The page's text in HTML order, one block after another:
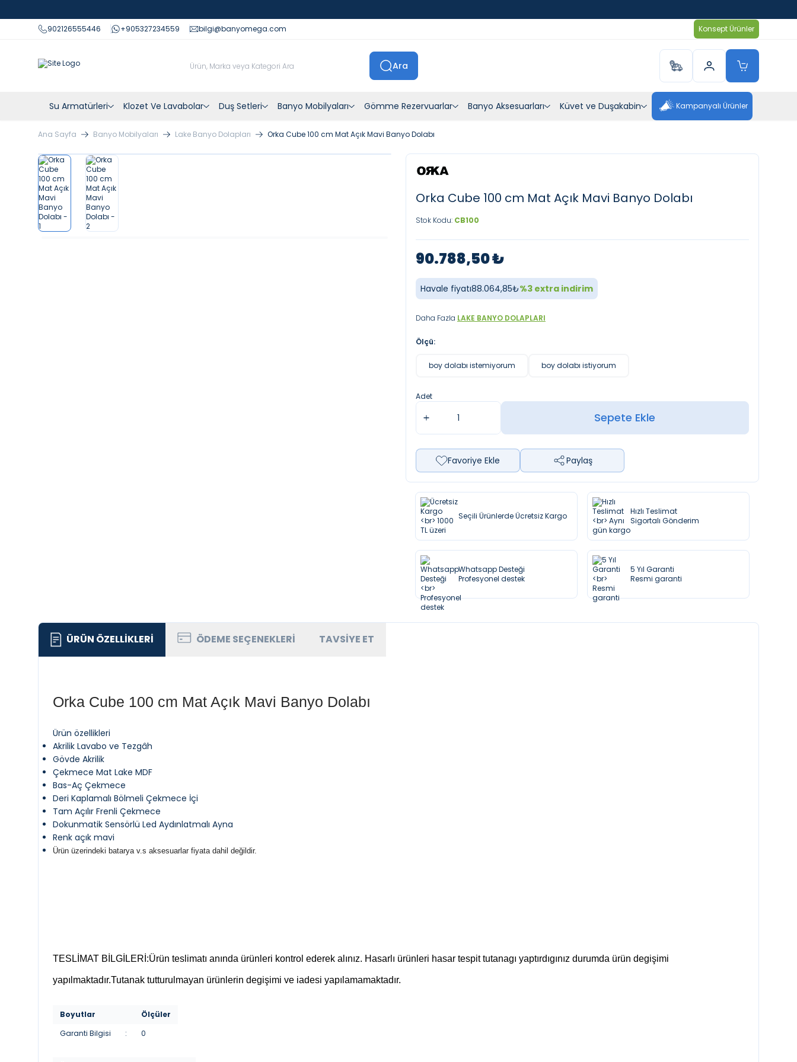
902126555446
+905327234559 bilgi@banyomega.com Konsept Ürünler
Ara
Su Armatürleri Klozet Ve Lavabolar Duş Setleri Banyo Mobilyaları Gömme Rezervuarlar Banyo Aksesuarları Küvet ve Duşakabin Kampanyalı Ürünler
Ana Sayfa Banyo Mobilyaları Lake Banyo Dolapları Orka Cube 100 cm Mat Açık Mavi Banyo Dolabı
Orka Cube 100 cm Mat Açık Mavi Banyo Dolabı
Stok Kodu: CB100
90.788,50₺
Havale fiyatı88.064,85₺%3extra indirim
Daha Fazla LAKE BANYO DOLAPLARI
Ölçü:
boy dolabı istemiyorum boy dolabı istiyorum
Adet
Sepete Ekle
Favoriye Ekle Paylaş
Seçili Ürünlerde Ücretsiz Kargo
Hızlı Teslimat
Sigortalı Gönderim
Whatsapp Desteği
Profesyonel destek
5 Yıl Garanti
Resmi garanti
ÜRÜN ÖZELLIKLERI ÖDEME SEÇENEKLERI TAVSIYE ET
Orka Cube 100 cm Mat Açık Mavi Banyo Dolabı
Ürün özellikleri
Akrilik Lavabo ve Tezgâh
Gövde Akrilik
Çekmece Mat Lake MDF
Bas-Aç Çekmece
Deri Kaplamalı Bölmeli Çekmece İçi
Tam Açılır Frenli Çekmece
Dokunmatik Sensörlü Led Aydınlatmalı Ayna
Renk açık mavi
Ürün üzerindeki batarya v.s aksesuarlar fiyata dahil değildir.
TESLİMAT BİLGİLERİ:Ürün teslimatı anında ürünleri kontrol ederek alınız. Hasarlı ürünleri hasar tespit tutanagı yaptırdıgınız durumda ürün degişimi
yapılmaktadır.Tutanak tutturulmayan ürünlerin degişimi ve iadesi yapılamamaktadır.
Boyutlar
Ölçüler
Garanti Bilgisi
: 0